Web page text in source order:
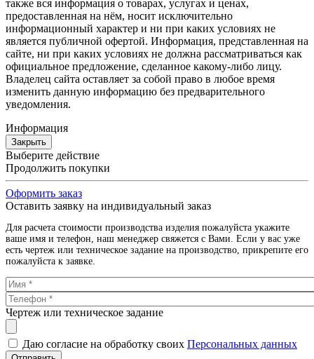
также вся информация о товарах, услугах и ценах,
предоставленная на нём, носит исключительно
информационный характер и ни при каких условиях не
является публичной офертой. Информация, представленная на
сайте, ни при каких условиях не должна рассматриваться как
официальное предложение, сделанное какому-либо лицу.
Владелец сайта оставляет за собой право в любое время
изменить данную информацию без предварительного
уведомления.
Информация
Закрыть
Выберите действие
Продолжить покупки
Оформить заказ
Оставить заявку на индивидуальный заказ
Для расчета стоимости производства изделия пожалуйста укажите
ваше имя и телефон, наш менеджер свяжется с Вами. Если у вас уже
есть чертеж или техническое задание на производство, прикрепите его
пожалуйста к заявке.
Чертеж или техническое задание
Даю согласие на обработку своих Персональных данных